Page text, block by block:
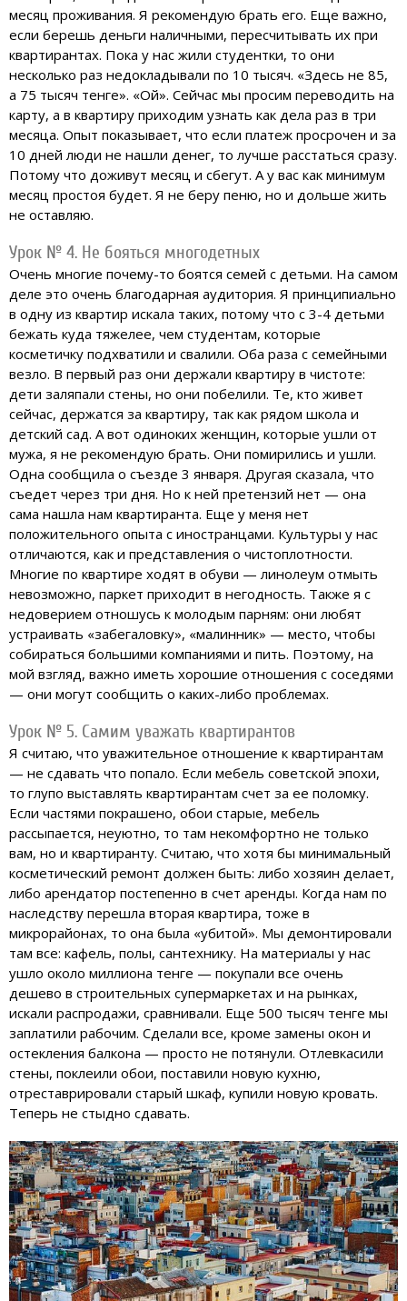
месяц проживания. Я рекомендую брать его. Еще важно,
если берешь деньги наличными, пересчитывать их при
квартирантах. Пока у нас жили студентки, то они
несколько раз недокладывали по 10 тысяч. «Здесь не 85,
а 75 тысяч тенге». «Ой». Сейчас мы просим переводить на
карту, а в квартиру приходим узнать как дела раз в три
месяца. Опыт показывает, что если платеж просрочен и за
10 дней люди не нашли денег, то лучше расстаться сразу.
Потому что доживут месяц и сбегут. А у вас как минимум
месяц простоя будет. Я не беру пеню, но и дольше жить
не оставляю.
Урок № 4. Не бояться многодетных
Очень многие почему-то боятся семей с детьми. На самом
деле это очень благодарная аудитория. Я принципиально
в одну из квартир искала таких, потому что с 3-4 детьми
бежать куда тяжелее, чем студентам, которые
косметичку подхватили и свалили. Оба раза с семейными
везло. В первый раз они держали квартиру в чистоте:
дети заляпали стены, но они побелили. Те, кто живет
сейчас, держатся за квартиру, так как рядом школа и
детский сад. А вот одиноких женщин, которые ушли от
мужа, я не рекомендую брать. Они помирились и ушли.
Одна сообщила о съезде 3 января. Другая сказала, что
съедет через три дня. Но к ней претензий нет — она
сама нашла нам квартиранта. Еще у меня нет
положительного опыта с иностранцами. Культуры у нас
отличаются, как и представления о чистоплотности.
Многие по квартире ходят в обуви — линолеум отмыть
невозможно, паркет приходит в негодность. Также я с
недоверием отношусь к молодым парням: они любят
устраивать «забегаловку», «малинник» — место, чтобы
собираться большими компаниями и пить. Поэтому, на
мой взгляд, важно иметь хорошие отношения с соседями
— они могут сообщить о каких-либо проблемах.
Урок № 5. Самим уважать квартирантов
Я считаю, что уважительное отношение к квартирантам
— не сдавать что попало. Если мебель советской эпохи,
то глупо выставлять квартирантам счет за ее поломку.
Если частями покрашено, обои старые, мебель
рассыпается, неуютно, то там некомфортно не только
вам, но и квартиранту. Считаю, что хотя бы минимальный
косметический ремонт должен быть: либо хозяин делает,
либо арендатор постепенно в счет аренды. Когда нам по
наследству перешла вторая квартира, тоже в
микрорайонах, то она была «убитой». Мы демонтировали
там все: кафель, полы, сантехнику. На материалы у нас
ушло около миллиона тенге — покупали все очень
дешево в строительных супермаркетах и на рынках,
искали распродажи, сравнивали. Еще 500 тысяч тенге мы
заплатили рабочим. Сделали все, кроме замены окон и
остекления балкона — просто не потянули. Отлевкасили
стены, поклеили обои, поставили новую кухню,
отреставрировали старый шкаф, купили новую кровать.
Теперь не стыдно сдавать.